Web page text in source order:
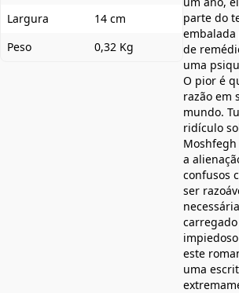
Largura
14 cm
Peso
0,32 Kg
parte do
de
uma
O pior é
razão em
mundo.
ridículo
a
confusos
ser
este
uma